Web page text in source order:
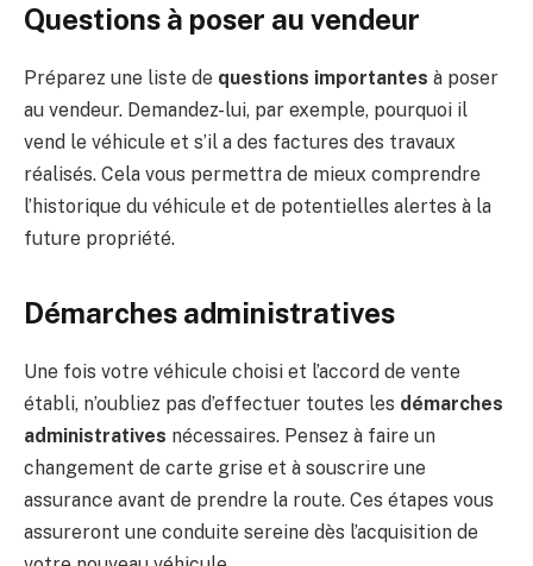
Questions à poser au vendeur
Préparez une liste de questions importantes à poser
au vendeur. Demandez-lui, par exemple, pourquoi il
vend le véhicule et s’il a des factures des travaux
réalisés. Cela vous permettra de mieux comprendre
l’historique du véhicule et de potentielles alertes à la
future propriété.
Démarches administratives
Une fois votre véhicule choisi et l’accord de vente
établi, n’oubliez pas d’effectuer toutes les démarches
administratives nécessaires. Pensez à faire un
changement de carte grise et à souscrire une
assurance avant de prendre la route. Ces étapes vous
assureront une conduite sereine dès l’acquisition de